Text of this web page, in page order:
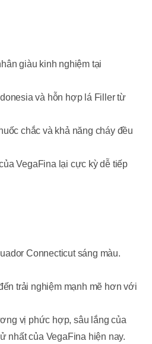
giàu kinh nghiệm tại
và hỗn hợp lá Filler từ
chắc và khả năng cháy đều
VegaFina lại cực kỳ dễ tiếp
Connecticut sáng màu.
trải nghiệm mạnh mẽ hơn với
vị phức hợp, sâu lắng của
nhất của VegaFina hiện nay.